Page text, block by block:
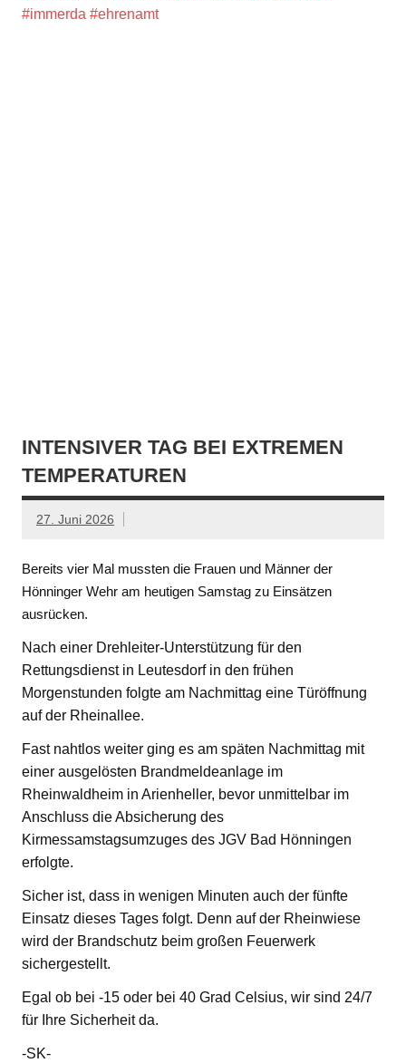
#immerda #ehrenamt
INTENSIVER TAG BEI EXTREMEN
TEMPERATUREN
27. Juni 2026
Bereits vier Mal mussten die Frauen und Männer der
Hönninger Wehr am heutigen Samstag zu Einsätzen
ausrücken.
Nach einer Drehleiter-Unterstützung für den
Rettungsdienst in Leutesdorf in den frühen
Morgenstunden folgte am Nachmittag eine Türöffnung
auf der Rheinallee.
Fast nahtlos weiter ging es am späten Nachmittag mit
einer ausgelösten Brandmeldeanlage im
Rheinwaldheim in Arienheller, bevor unmittelbar im
Anschluss die Absicherung des
Kirmessamstagsumzuges des JGV Bad Hönningen
erfolgte.
Sicher ist, dass in wenigen Minuten auch der fünfte
Einsatz dieses Tages folgt. Denn auf der Rheinwiese
wird der Brandschutz beim großen Feuerwerk
sichergestellt.
Egal ob bei -15 oder bei 40 Grad Celsius, wir sind 24/7
für Ihre Sicherheit da.
-SK-